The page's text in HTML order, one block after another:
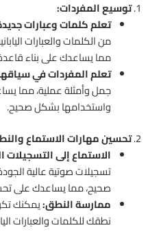
1. توسيع المفردات:
تعلم كلمات وعبارات
من الكلمات والعبارات
مما يساعدك على بناء
تعلم المفردات في
جمل وأمثلة عملية، مما
واستخدامها بشكل صحيح.
2. تحسين مهارات الاستماع
الاستماع إلى التسجيلات
تسجيلات صوتية عالية
صحيح، مما يساعدك على
ممارسة النطق:يمكنك
نطقك للكلمات والعبارات